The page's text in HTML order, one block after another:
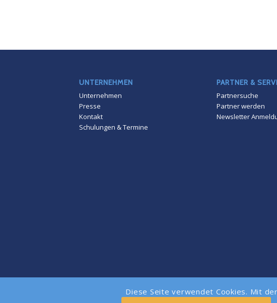
UNTERNEHMEN
Unternehmen
Presse
Kontakt
Schulungen & Termine
PARTNER &
Partnersuche
Partner werden
Newsletter
Diese Seite verwendet Cookies. Mit